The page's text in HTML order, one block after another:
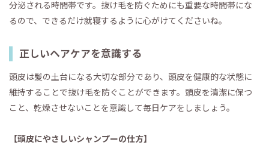
分泌される時間帯です。抜け毛を防ぐためにも重要な時間帯にな
るので、できるだけ就寝するように心がけてくださいね。
正しいヘアケアを意識する
頭皮は髪の土台になる大切な部分であり、頭皮を健康的な状態に
維持することで抜け毛を防ぐことができます。頭皮を清潔に保つ
こと、乾燥させないことを意識して毎日ケアをしましょう。
【頭皮にやさしいシャンプーの仕方】